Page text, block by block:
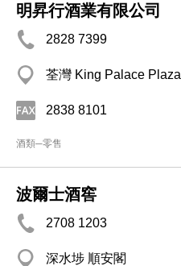
明昇行酒業有限公司
2828 7399
荃灣 King Palace Plaza
2838 8101
酒類─零售
波爾士酒窖
2708 1203
深水埗 順安閣